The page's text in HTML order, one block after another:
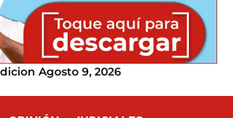
Agosto 9, 2026